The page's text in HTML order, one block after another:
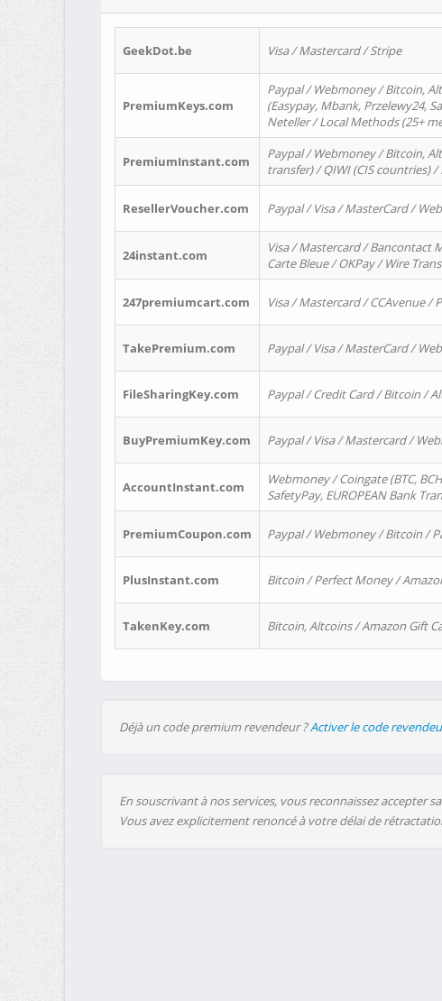
GeekDot.be Visa / Mastercard / Stripe
PremiumKeys.com
Paypal / Webmoney / Bitcoin,
(Easypay, Mbank, Przelewy24,
Neteller / Local Methods (25+
PremiumInstant.com
Paypal / Webmoney / Bitcoin,
transfer) / QIWI (CIS countries)
ResellerVoucher.com Paypal / Visa / MasterCard /
24instant.com
Visa / Mastercard / Bancontact
Carte Bleue / OKPay / Wire
247premiumcart.com Visa / Mastercard / CCAvenue /
TakePremium.com Paypal / Visa / MasterCard /
FileSharingKey.com Paypal / Credit Card / Bitcoin /
BuyPremiumKey.com Paypal / Visa / Mastercard /
AccountInstant.com
Webmoney / Coingate (BTC,
SafetyPay, EUROPEAN Bank
PremiumCoupon.com Paypal / Webmoney / Bitcoin /
PlusInstant.com Bitcoin / Perfect Money /
TakenKey.com Bitcoin, Altcoins / Amazon Gift
Déjà un code premium revendeur ?Activer le code
En souscrivant à nos services, vous reconnaissez accepter
Vous avez explicitement renoncé à votre délai de